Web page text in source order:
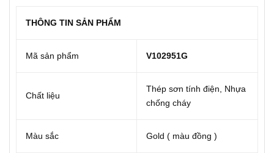
THÔNG TIN SẢN PHẨM
Mã sản phẩm V102951G
Chất liệu
Thép sơn tính điện, Nhựa
chống cháy
Màu sắc Gold ( màu đồng )